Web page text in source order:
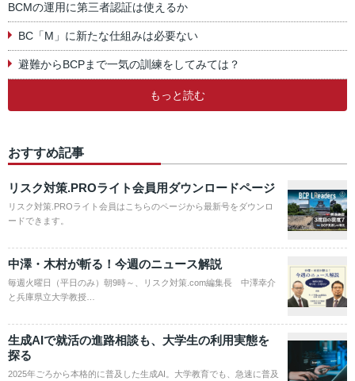
BCMの運用に第三者認証は使えるか
BC「M」に新たな仕組みは必要ない
避難からBCPまで一気の訓練をしてみては？
もっと読む
おすすめ記事
リスク対策.PROライト会員用ダウンロードページ
リスク対策.PROライト会員はこちらのページから最新号をダウンロ
ードできます。
中澤・木村が斬る！今週のニュース解説
毎週火曜日（平日のみ）朝9時～、リスク対策.com編集長 中澤幸介
と兵庫県立大学教授…
生成AIで就活の進路相談も、大学生の利用実態を
探る
2025年ごろから本格的に普及した生成AI。大学教育でも、急速に普及